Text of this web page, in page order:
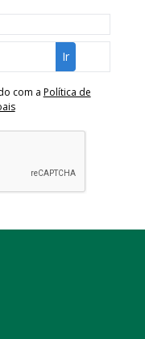
com a Política de